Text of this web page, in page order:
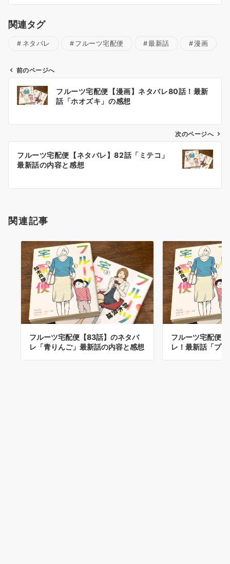
関連タグ
ネタバレ フルーツ宅配便 最新話 漫画
ン
前のページへ
フルーツ宅配便【漫画】ネタバレ80話！最新
話「ホオズキ」の感想
次のページへ
フルーツ宅配便【ネタバレ】82話「ミテコ」
最新話の内容と感想
関連記事
フルーツ宅配便【83話】のネタバ
レ「青りんご」最新話の内容と感想
フルーツ宅配便
レ！最新話「プ